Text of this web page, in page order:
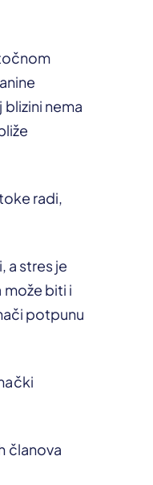
nema
radi,
a stres je
biti i
potpunu
članova